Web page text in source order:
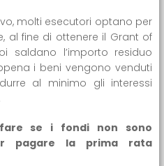
molti esecutori optano per
al fine di ottenere il Grant of
saldano l’importo residuo
i beni vengono venduti
al minimo gli interessi
se i fondi non sono
pagare la prima rata